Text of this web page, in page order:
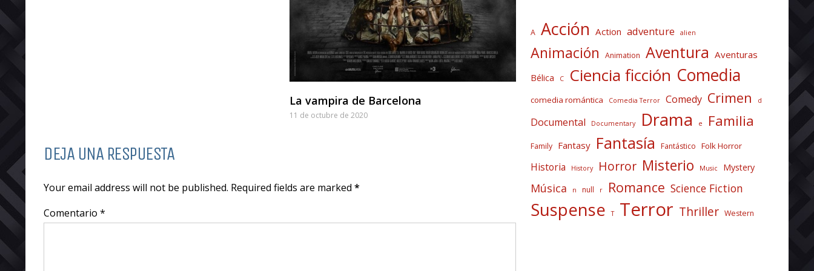
La vampira de Barcelona
11 de octubre de 2020
DEJA UNA RESPUESTA
Your email address will not be published. Required fields are marked *
Comentario *
A Acción Action adventure alien
Animación Animation Aventura Aventuras
Bélica C Ciencia ficción Comedia
comedia romántica Comedia Terror Comedy Crimen d
Documental Documentary Drama e Familia
Family Fantasy Fantasía Fantástico Folk Horror
Historia History Horror Misterio Music Mystery
Música n null r Romance Science Fiction
Suspense T Terror Thriller Western